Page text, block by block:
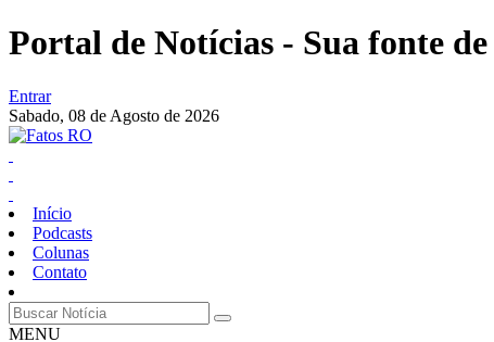
Portal de Notícias - Sua fonte
Entrar
Sabado, 08 de Agosto de 2026
Início
Podcasts
Colunas
Contato
MENU